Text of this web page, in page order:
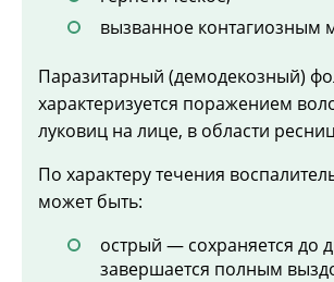
вызванное контагиозным
Паразитарный (демодекозный)
характеризуется поражением
луковиц на лице, в области
По характеру течения
может быть:
острый — сохраняется до
завершается полным